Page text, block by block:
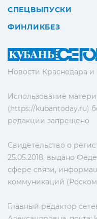
Новости Краснодара и
Использование
(https://kubantoday.ru)
редакции запрещено
Свидетельство о
25.05.2018, выдано
сфере связи,
коммуникаций
Главный редактор
СПЕЦВЫПУСКИ
ФИНЛИКБЕЗ